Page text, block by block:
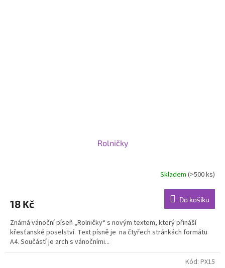
Rolničky
Skladem (>500 ks)
18 Kč Do košíku
Známá vánoční píseň „Rolničky“ s novým textem, který přináší
křesťanské poselství. Text písně je na čtyřech stránkách formátu
A4. Součástí je arch s vánočními...
Kód: PX15